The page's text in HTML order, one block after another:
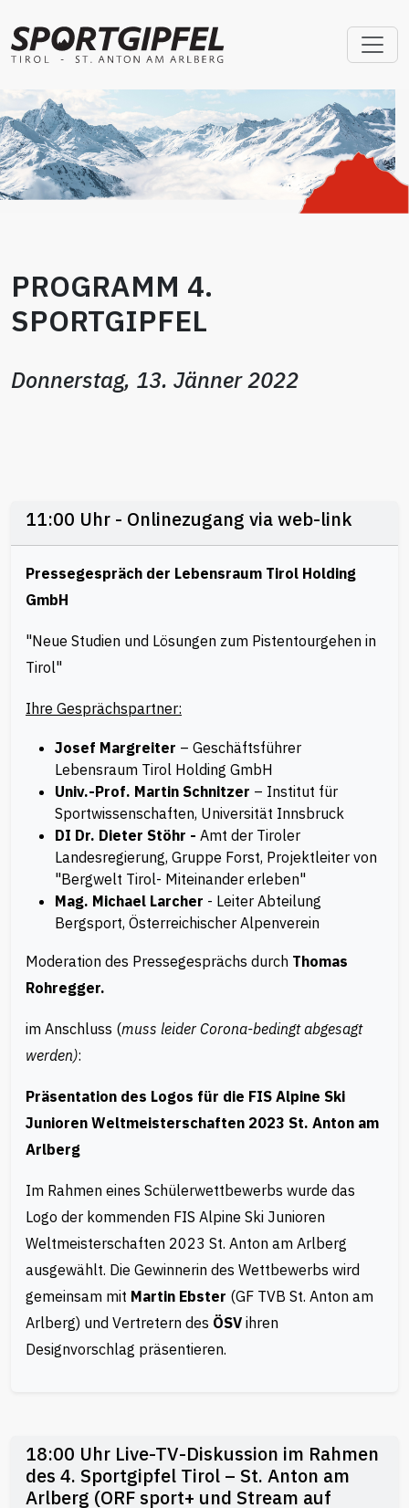
PROGRAMM 4.
SPORTGIPFEL
Donnerstag, 13. Jänner 2022
11:00 Uhr - Onlinezugang via web-link
Pressegespräch der Lebensraum Tirol Holding
GmbH
"Neue Studien und Lösungen zum Pistentourgehen in
Tirol"
Ihre Gesprächspartner:
Josef Margreiter – Geschäftsführer
Lebensraum Tirol Holding GmbH
Univ.-Prof. Martin Schnitzer – Institut für
Sportwissenschaften, Universität Innsbruck
DI Dr. Dieter Stöhr - Amt der Tiroler
Landesregierung, Gruppe Forst, Projektleiter von
"Bergwelt Tirol- Miteinander erleben"
Mag. Michael Larcher - Leiter Abteilung
Bergsport, Österreichischer Alpenverein
Moderation des Pressegesprächs durch Thomas
Rohregger.
im Anschluss (muss leider Corona-bedingt abgesagt
werden):
Präsentation des Logos für die FIS Alpine Ski
Junioren Weltmeisterschaften 2023 St. Anton am
Arlberg
Im Rahmen eines Schülerwettbewerbs wurde das
Logo der kommenden FIS Alpine Ski Junioren
Weltmeisterschaften 2023 St. Anton am Arlberg
ausgewählt. Die Gewinnerin des Wettbewerbs wird
gemeinsam mit Martin Ebster (GF TVB St. Anton am
Arlberg) und Vertretern des ÖSV ihren
Designvorschlag präsentieren.
18:00 Uhr Live-TV-Diskussion im Rahmen
des 4. Sportgipfel Tirol – St. Anton am
Arlberg (ORF sport+ und Stream auf